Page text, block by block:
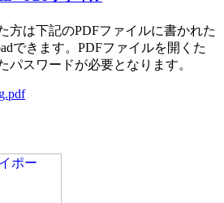
方は下記のPDFファイルに書かれた
できます。PDFファイルを開くた
パスワードが必要となります。